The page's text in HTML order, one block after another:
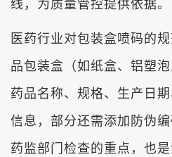
线，为质量管控提供依据。
医药行业对包装盒喷码的
品包装盒（如纸盒、铝塑
药品名称、规格、生产日
信息，部分还需添加防伪
药监部门检查的重点，也